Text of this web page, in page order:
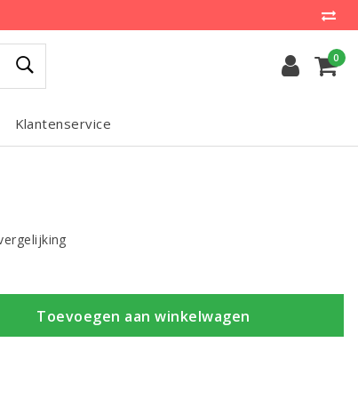
0
Klantenservice
Toevoegen aan winkelwagen